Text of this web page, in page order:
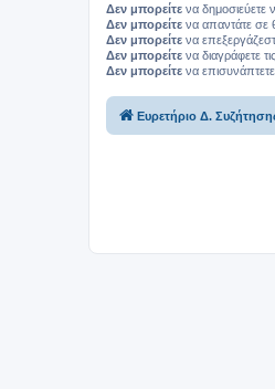
Δεν μπορείτε να δημοσιεύετε
Δεν μπορείτε να απαντάτε σε
Δεν μπορείτε να
Δεν μπορείτε να διαγράφετε
Δεν μπορείτε να
Ευρετήριο Δ.